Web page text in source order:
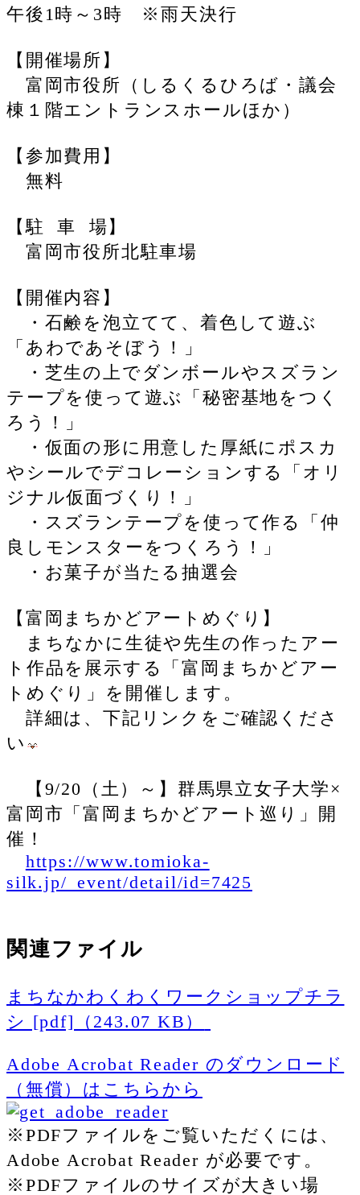
午後1時～3時 ※雨天決行
【開催場所】
富岡市役所（しるくるひろば・議会
棟１階エントランスホールほか）
【参加費用】
無料
【駐 車 場】
富岡市役所北駐車場
【開催内容】
・石鹸を泡立てて、着色して遊ぶ
「あわであそぼう！」
・芝生の上でダンボールやスズラン
テープを使って遊ぶ「秘密基地をつく
ろう！」
・仮面の形に用意した厚紙にポスカ
やシールでデコレーションする「オリ
ジナル仮面づくり！」
・スズランテープを使って作る「仲
良しモンスターをつくろう！」
・お菓子が当たる抽選会
【富岡まちかどアートめぐり】
まちなかに生徒や先生の作ったアー
ト作品を展示する「富岡まちかどアー
トめぐり」を開催します。
詳細は、下記リンクをご確認くださ
い
【9/20（土）～】群馬県立女子大学×
富岡市「富岡まちかどアート巡り」開
催！
https://www.tomioka-
silk.jp/_event/detail/id=7425
関連ファイル
まちなかわくわくワークショップチラ
シ [pdf]（243.07 KB）
Adobe Acrobat Reader のダウンロード
（無償）はこちらから
※PDFファイルをご覧いただくには、
Adobe Acrobat Reader が必要です。
※PDFファイルのサイズが大きい場